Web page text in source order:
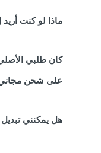
ماذا لو كنت
على شحن مجاني
هل يمكنني